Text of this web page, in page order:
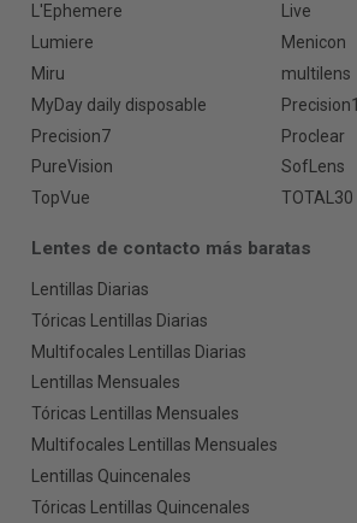
L'Ephemere
Live
Lumiere
Menicon
Miru
multilens
MyDay daily disposable
Precision1
Precision7
Proclear
PureVision
SofLens
TopVue
TOTAL30
Lentes de contacto más baratas
Lentillas Diarias
Tóricas Lentillas Diarias
Multifocales Lentillas Diarias
Lentillas Mensuales
Tóricas Lentillas Mensuales
Multifocales Lentillas Mensuales
Lentillas Quincenales
Tóricas Lentillas Quincenales